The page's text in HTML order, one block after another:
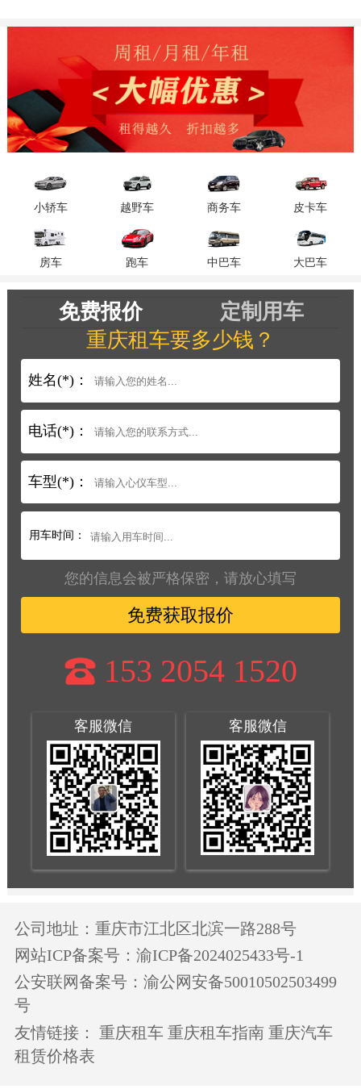
小轿车 越野车 商务车 皮卡车
房车 跑车 中巴车 大巴车
免费报价
定制用车
重庆租车要多少钱？
姓名(*)：
电话(*)：
车型(*)：
用车时间：
您的信息会被严格保密，请放心填写
免费获取报价
153 2054 1520
客服微信 客服微信
公司地址：重庆市江北区北滨一路288号
网站ICP备案号：渝ICP备2024025433号-1
公安联网备案号：渝公网安备50010502503499
号
友情链接：
重庆租车 重庆租车指南 重庆汽车
租赁价格表